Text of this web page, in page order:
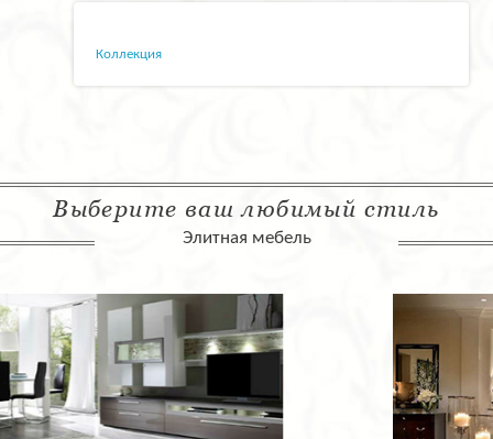
Коллекция
Выберите ваш любимый стиль
Элитная мебель